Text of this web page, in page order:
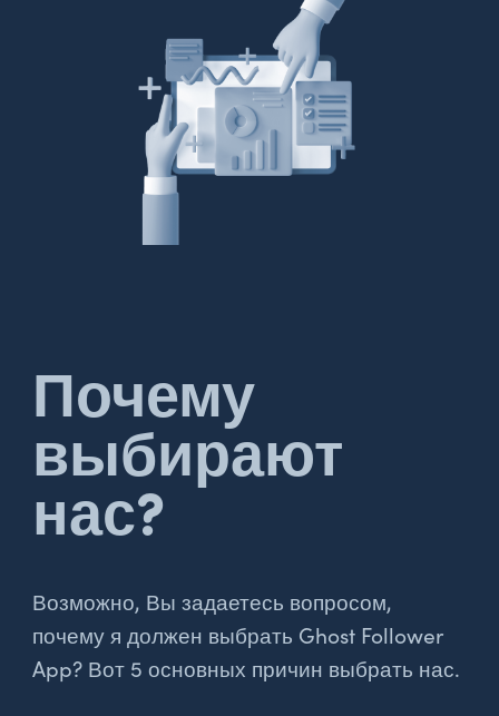
Почему
выбирают
нас?
Возможно, Вы задаетесь вопросом,
почему я должен выбрать Ghost Follower
App? Вот 5 основных причин выбрать нас.